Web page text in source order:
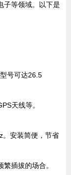
子等领域。以下是
号可达26.5
天线等。
。安装简便，节省
插拔的场合。